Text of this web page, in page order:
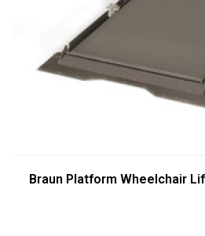
Braun Platform Wheelchair